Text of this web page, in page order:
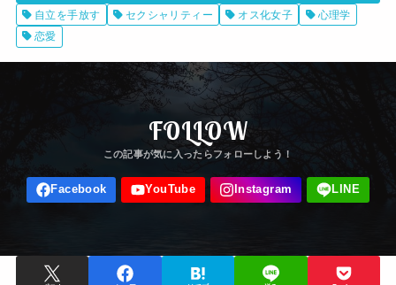
自立を手放す
セクシャリティー オス化女子
心理学
恋愛
FOLLOW